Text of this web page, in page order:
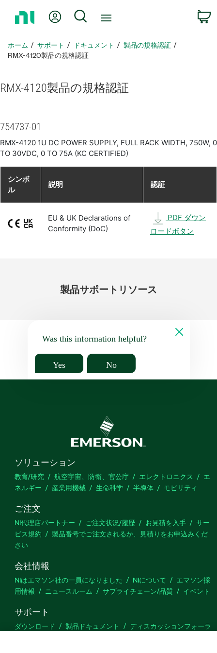
ペ
ー
戻
Myアカウント
検索
ホーム サポート ドキュメント
製品​の​規格​認証
RMX-4120製品​の​規格​認証
RMX-4120製品​の​規格​認証
754737-01
RMX-4120 1U DC POWER SUPPLY, FULL RACK WIDTH, 750W, 0
TO 30VDC, 0 TO 75A (KC CERTIFIED)
シンボ
ル
説明 認証
EU & UK Declarations of
Conformity (DoC)
PDF ダウン
ロードボタン
製品サポート リソース
Was this information helpful?
Yes No
ソリューション
教育/研究 航空宇宙、防衛、官公庁 エレクトロニクス
エ
ネルギー
産業用機械 生命科学 半導体 モビリティ
ご注文
NI代理店パートナー ご注文状況/履歴 お見積を入手
サー
ビス規約
製品番号でご注文されるか、見積りをお申込みくだ
さい
会社情報
NIはエマソン社の一員になりました NIについて
エマソン採
用情報
ニュースルーム サプライチェーン/品質 イベント
サポート
ダウンロード 製品ドキュメント
ディスカッションフォーラ